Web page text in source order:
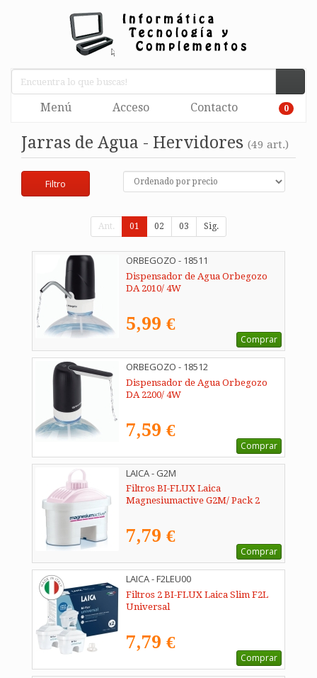
Menú Acceso Contacto 0
Jarras de Agua - Hervidores (49 art.)
Filtro
Ant. 01 02 03 Sig.
ORBEGOZO - 18511
Dispensador de Agua Orbegozo
DA 2010/ 4W
5,99 €
Comprar
ORBEGOZO - 18512
Dispensador de Agua Orbegozo
DA 2200/ 4W
7,59 €
Comprar
LAICA - G2M
Filtros BI-FLUX Laica
Magnesiumactive G2M/ Pack 2
7,79 €
Comprar
LAICA - F2LEU00
Filtros 2 BI-FLUX Laica Slim F2L
Universal
7,79 €
Comprar